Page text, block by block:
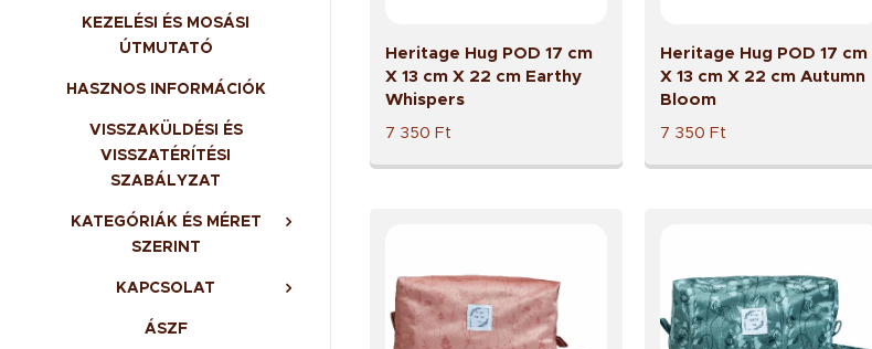
KEZELÉSI ÉS MOSÁSI
ÚTMUTATÓ
HASZNOS INFORMÁCIÓK
VISSZAKÜLDÉSI ÉS
VISSZATÉRÍTÉSI
SZABÁLYZAT
KATEGÓRIÁK ÉS MÉRET
SZERINT
KAPCSOLAT
ÁSZF
Heritage Hug POD 17 cm
X 13 cm X 22 cm Earthy
Whispers
7 350 Ft
Heritage Hug POD 17 cm
X 13 cm X 22 cm Autumn
Bloom
7 350 Ft